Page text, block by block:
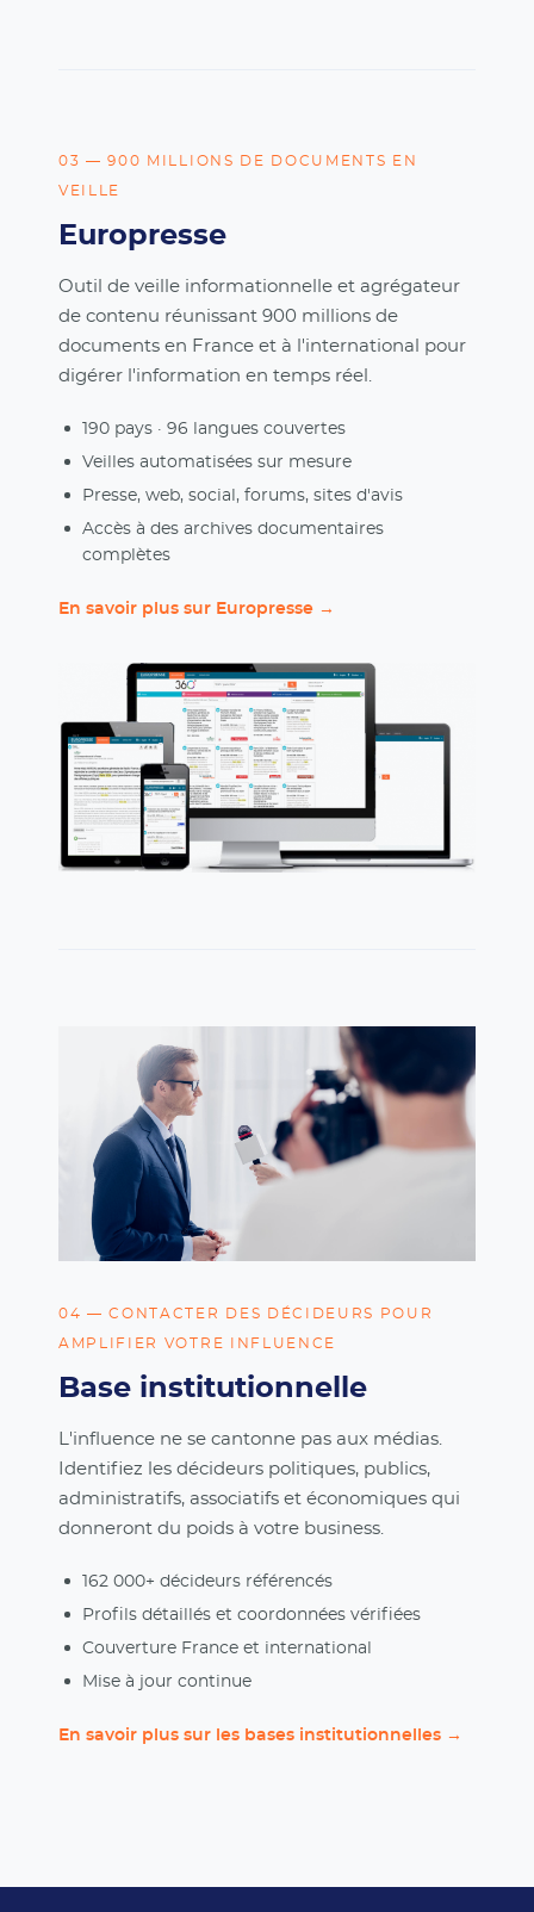
03 — 900 MILLIONS DE DOCUMENTS EN
VEILLE
Europresse
Outil de veille informationnelle et agrégateur
de contenu réunissant 900 millions de
documents en France et à l'international pour
digérer l'information en temps réel.
190 pays · 96 langues couvertes
Veilles automatisées sur mesure
Presse, web, social, forums, sites d'avis
Accès à des archives documentaires
complètes
En savoir plus sur Europresse →
04 — CONTACTER DES DÉCIDEURS POUR
AMPLIFIER VOTRE INFLUENCE
Base institutionnelle
L'influence ne se cantonne pas aux médias.
Identifiez les décideurs politiques, publics,
administratifs, associatifs et économiques qui
donneront du poids à votre business.
162 000+ décideurs référencés
Profils détaillés et coordonnées vérifiées
Couverture France et international
Mise à jour continue
En savoir plus sur les bases institutionnelles →